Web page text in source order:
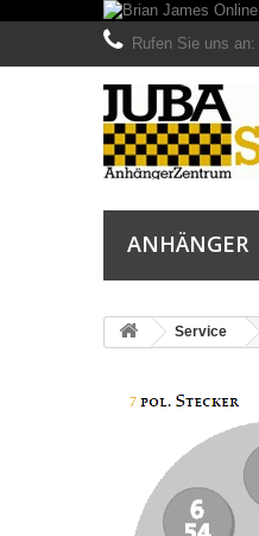
Rufen Sie uns an:
ANHÄNGER
Service